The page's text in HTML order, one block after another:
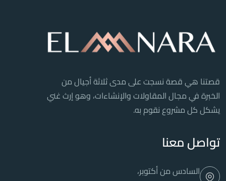
قصتنا هي قصة نسجت على مدى ثلاثة أجيال من
الخبرة في مجال المقاولات والإنشاءات، وهو إرث غني
يشكل كل مشروع نقوم به.
تواصل معنا
السادس من أكتوبر،